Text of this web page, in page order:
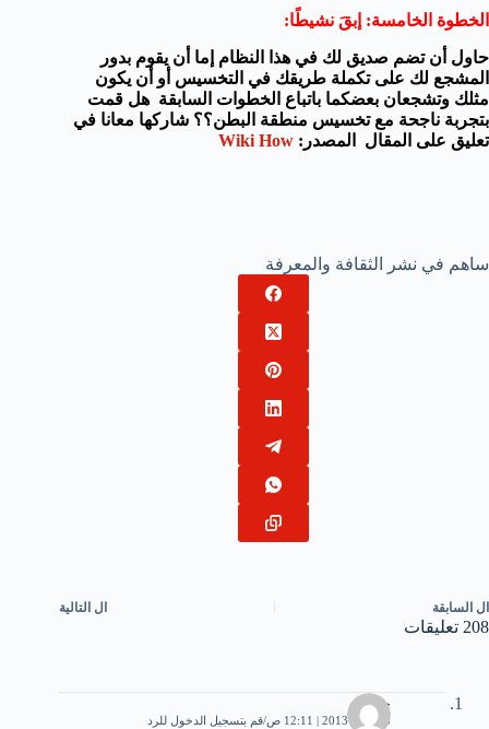
الخطوة الخامسة: إبقَ نشيطًا:
حاول أن تضم صديق لك في هذا النظام إما أن يقوم بدور
المشجع لك على تكملة طريقك في التخسيس أو أن يكون
مثلك وتشجعان بعضكما باتباع الخطوات السابقة هل قمت
بتجربة ناجحة مع تخسيس منطقة البطن؟؟ شاركها معانا في
تعليق على المقال
المصدر: Wiki How
ساهم في نشر الثقافة والمعرفة
ال السابقة ال التالية
208 تعليقات
حسام
5 أبريل، 2013 | 12:11 ص قم بتسجيل الدخول للرد